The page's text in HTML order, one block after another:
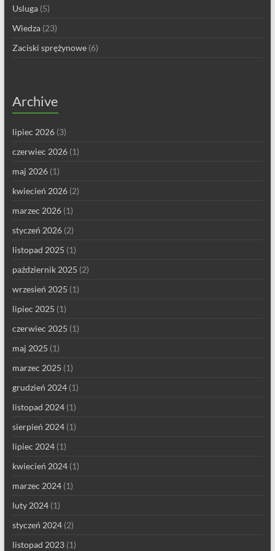
Usluga(5)
Wiedza(23)
Zaciski sprężynowe(6)
Archive
lipiec 2026(3)
czerwiec 2026(1)
maj 2026(1)
kwiecień 2026(2)
marzec 2026(1)
styczeń 2026(2)
listopad 2025 (1)
październik 2025 (2)
wrzesień 2025 (1)
lipiec 2025 (1)
czerwiec 2025 (1)
maj 2025 (1)
marzec 2025 (1)
grudzień 2024(1)
listopad 2024(1)
sierpień 2024(1)
lipiec 2024(1)
kwiecień 2024(1)
marzec 2024(1)
luty 2024(1)
styczeń 2024(2)
listopad 2023(1)